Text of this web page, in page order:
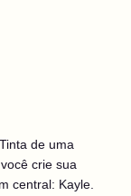
de uma
crie sua
central: Kayle.